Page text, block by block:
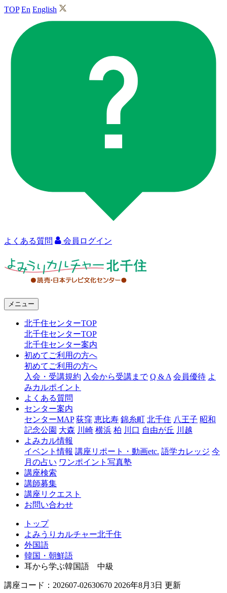
TOP En English
よくある質問 会員ログイン
ャ
千
メニュー
北千住センターTOP
北千住センターTOP
北千住センター案内
初めてご利用の方へ
初めてご利用の方へ
入会・受講規約 入会から受講まで Q & A 会員優待 よ
みカルポイント
よくある質問
センター案内
センターMAP 荻窪 恵比寿 錦糸町 北千住 八王子 昭和
記念公園 大森 川崎 横浜 柏 川口 自由が丘 川越
よみカル情報
イベント情報 講座リポート・動画etc. 語学カレッジ 今
月の占い ワンポイント写真塾
講座検索
講師募集
講座リクエスト
お問い合わせ
トップ
よみうりカルチャー北千住
外国語
韓国・朝鮮語
耳から学ぶ韓国語 中級
講座コード：202607-02630670 2026年8月3日 更新